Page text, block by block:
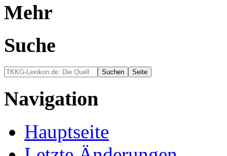
Mehr
Suche
Navigation
Hauptseite